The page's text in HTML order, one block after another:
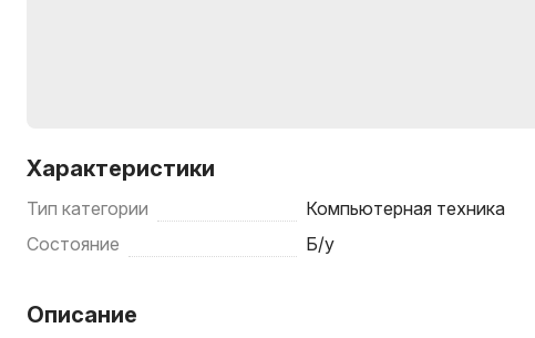
Характеристики
Тип категории
Компьютерная техника
Состояние
Б/у
Описание